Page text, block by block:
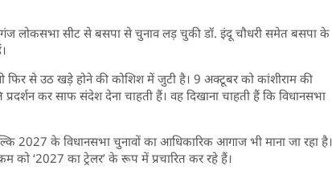
लोकसभा सीट से बसपा से चुनाव लड़ चुकी डॉ. इंदू चौधरी समेत बसपा के
फिर से उठ खड़े होने की कोशिश में जुटी है। 9 अक्टूबर को कांशीराम की
प्रदर्शन कर साफ संदेश देना चाहती हैं। वह दिखाना चाहती हैं कि विधानसभा
2027 के विधानसभा चुनावों का आधिकारिक आगाज भी माना जा रहा है।
को ‘2027 का ट्रेलर’ के रूप में प्रचारित कर रहे हैं।